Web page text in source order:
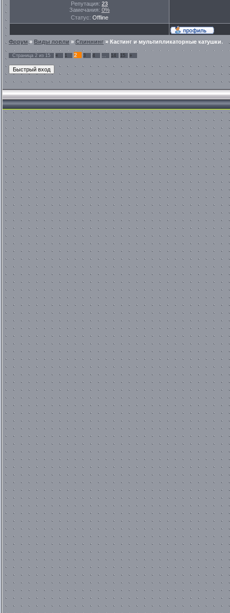
Репутация: 23
Замечания: 0%
Статус: Offline
Форум» Виды ловли »Спиннинг » Кастинг и мультипликаторные катушки.
Страница 2 из 15 « 1 2 3 4 … 14 15 »